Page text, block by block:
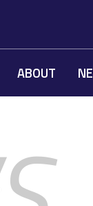
ABOUT